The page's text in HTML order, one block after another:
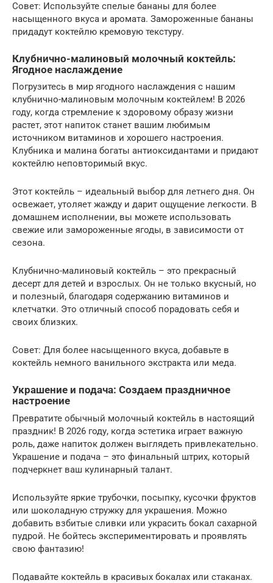
Совет: Используйте спелые бананы для более
насыщенного вкуса и аромата. Замороженные бананы
придадут коктейлю кремовую текстуру.
Клубнично-малиновый молочный коктейль:
Ягодное наслаждение
Погрузитесь в мир ягодного наслаждения с нашим
клубнично-малиновым молочным коктейлем! В 2026
году, когда стремление к здоровому образу жизни
растет, этот напиток станет вашим любимым
источником витаминов и хорошего настроения.
Клубника и малина богаты антиоксидантами и придают
коктейлю неповторимый вкус.
Этот коктейль – идеальный выбор для летнего дня. Он
освежает, утоляет жажду и дарит ощущение легкости. В
домашнем исполнении, вы можете использовать
свежие или замороженные ягоды, в зависимости от
сезона.
Клубнично-малиновый коктейль – это прекрасный
десерт для детей и взрослых. Он не только вкусный, но
и полезный, благодаря содержанию витаминов и
клетчатки. Это отличный способ порадовать себя и
своих близких.
Совет: Для более насыщенного вкуса, добавьте в
коктейль немного ванильного экстракта или меда.
Украшение и подача: Создаем праздничное
настроение
Превратите обычный молочный коктейль в настоящий
праздник! В 2026 году, когда эстетика играет важную
роль, даже напиток должен выглядеть привлекательно.
Украшение и подача – это финальный штрих, который
подчеркнет ваш кулинарный талант.
Используйте яркие трубочки, посыпку, кусочки фруктов
или шоколадную стружку для украшения. Можно
добавить взбитые сливки или украсить бокал сахарной
пудрой. Не бойтесь экспериментировать и проявлять
свою фантазию!
Подавайте коктейль в красивых бокалах или стаканах.